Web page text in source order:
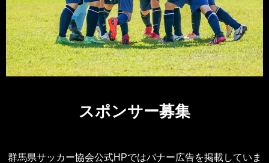
スポンサー募集
群馬県サッカー協会公式HPではバナー広告を掲載していま